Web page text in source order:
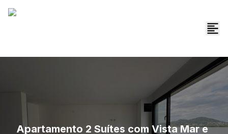
Apartamento 2 Suítes com Vista Mar e